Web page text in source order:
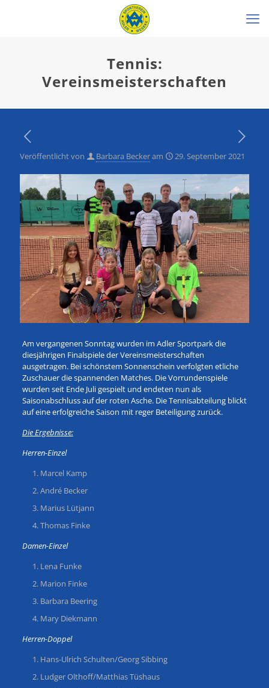
Tennis:
Vereinsmeisterschaften
Veröffentlicht von Barbara Beckeram 29. September 2021
Am vergangenen Sonntag wurden im Adler Sportpark die
diesjährigen Finalspiele der Vereinsmeisterschaften
ausgetragen. Bei schönstem Sonnenschein verfolgten etliche
Zuschauer die spannenden Matches. Die Vorrundenspiele
wurden seit Ende Juli gespielt und endeten nun als
Saisonabschluss auf der roten Asche. Die Tennisabteilung blickt
auf eine erfolgreiche Saison mit reger Beteiligung zurück.
Die Ergebnisse:
Herren-Einzel
Marcel Kamp
André Becker
Marius Lütjann
Thomas Finke
Damen-Einzel
Lena Funke
Marion Finke
Barbara Beering
Mary Diekmann
Herren-Doppel
Hans-Ulrich Schulten/Georg Sibbing
Ludger Olthoff/Matthias Tüshaus